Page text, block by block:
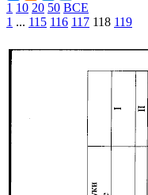
1 10 20 50 ВСЕ
1 ... 115 116 117 118 119